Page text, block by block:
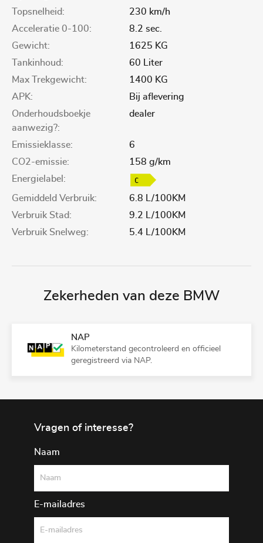
Topsnelheid:
230 km/h
Acceleratie 0-100:
8.2 sec.
Gewicht:
1625 KG
Tankinhoud:
60 Liter
Max Trekgewicht:
1400 KG
APK:
Bij aflevering
Onderhoudsboekje
aanwezig?:
dealer
Emissieklasse:
6
CO2-emissie:
158 g/km
Energielabel:
Gemiddeld Verbruik:
6.8 L/100KM
Verbruik Stad:
9.2 L/100KM
Verbruik Snelweg:
5.4 L/100KM
Zekerheden van deze BMW
NAP
Kilometerstand gecontroleerd en officieel
geregistreerd via NAP.
Vragen of interesse?
Naam
E-mailadres